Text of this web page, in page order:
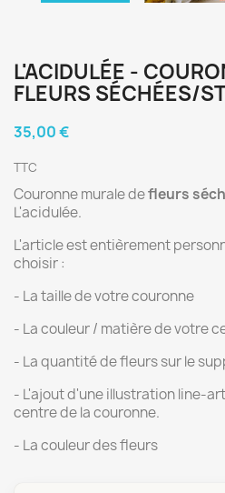
L'ACIDULÉE -
FLEURS SÉCHÉES/
35,00 €
TTC
Couronne murale defleurs
L'acidulée.
L'article est entièrement
choisir :
- La taille de votre couronne
- La couleur / matière de votre
- La quantité de fleurs sur le
- L'ajout d'une illustration line-
centre de la couronne.
- La couleur des fleurs